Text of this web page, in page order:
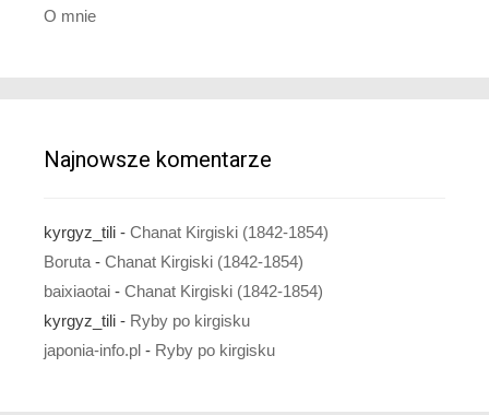
O mnie
Najnowsze komentarze
kyrgyz_tili - Chanat Kirgiski (1842-1854)
Boruta - Chanat Kirgiski (1842-1854)
baixiaotai - Chanat Kirgiski (1842-1854)
kyrgyz_tili - Ryby po kirgisku
japonia-info.pl - Ryby po kirgisku